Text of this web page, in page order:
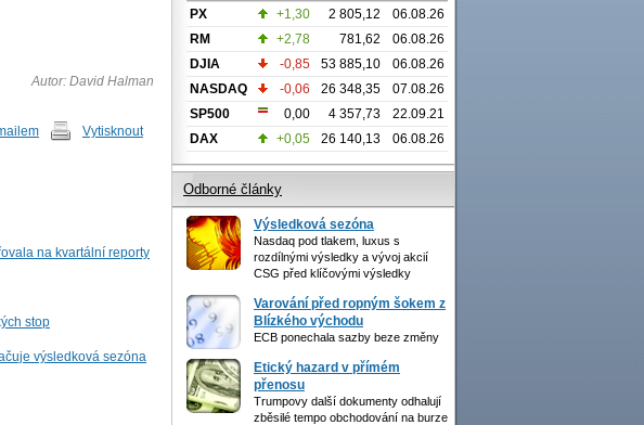
Autor: David Halman
Vytisknout
na kvartální reporty
stop
výsledková sezóna
PX +1,30 2 805,12
06.08.26
RM
+2,78 781,62
06.08.26
DJIA
-0,85 53 885,10
06.08.26
NASDAQ
-0,06 26 348,35
07.08.26
SP500
0,00 4 357,73
22.09.21
DAX
+0,05 26 140,13 06.08.26
Odborné články
Výsledková sezóna
Nasdaq pod tlakem, luxus s
rozdílnými výsledky a vývoj akcií
CSG před klíčovými výsledky
Varování před ropným šokem z
Blízkého východu
ECB ponechala sazby beze změny
Etický hazard v přímém
přenosu
Trumpovy další dokumenty odhalují
zběsilé tempo obchodování na burze